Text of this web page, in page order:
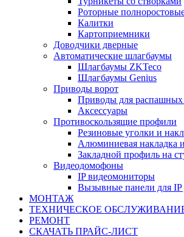
Роторные
Калитки
Картоприемники
Доводчики дверные
Автоматические шлагбаумы
Шлагбаумы ZKTeco
Шлагбаумы Genius
Приводы ворот
Приводы для распашных
Аксессуары
Противоскользящие профили
Резиновые уголки и
Алюминиевая накладка
Закладной профиль на
Видеодомофоны
IP видеомониторы
Вызывные панели для
МОНТАЖ
ТЕХНИЧЕСКОЕ
РЕМОНТ
СКАЧАТЬ ПРАЙС-ЛИСТ